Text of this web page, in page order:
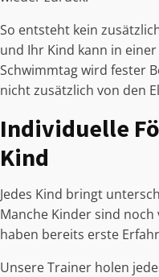
So entsteht kein
und Ihr Kind kann in
Schwimmtag wird fester
nicht zusätzlich von den
Individuelle
Kind
Jedes Kind bringt
Manche Kinder sind
haben bereits erste
Unsere Trainer holen